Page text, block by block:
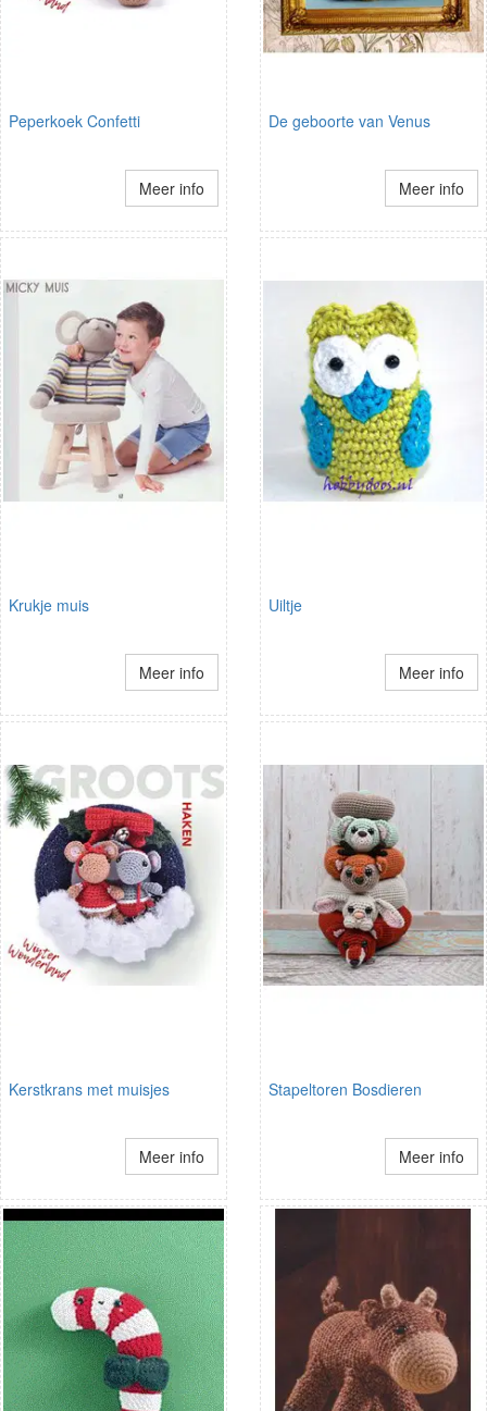
Peperkoek Confetti
Meer info
De geboorte van Venus
Meer info
Krukje muis
Meer info
Uiltje
Meer info
Kerstkrans met muisjes
Meer info
Stapeltoren Bosdieren
Meer info